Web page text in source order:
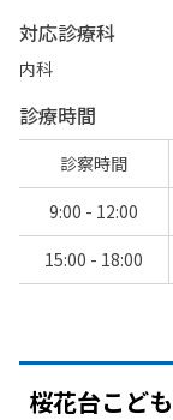
対応診療科
内科
診療時間
診察時間
9:00 - 12:00
15:00 - 18:00
桜花台こども